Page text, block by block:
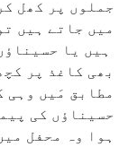
جملوں پر کھل
میں جاتے ہیں
ہیں یا
بھی کاغذ پر
مطابق مَیں وہی
حسیناؤں کی
ہوا وہ محفل